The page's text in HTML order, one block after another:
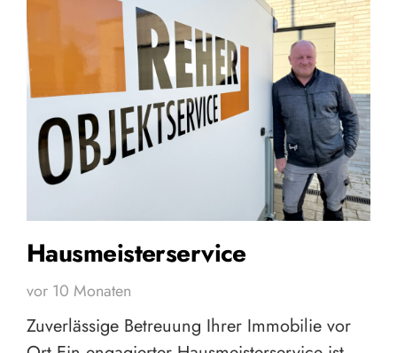
Hausmeisterservice
vor 10 Monaten
Zuverlässige Betreuung Ihrer Immobilie vor